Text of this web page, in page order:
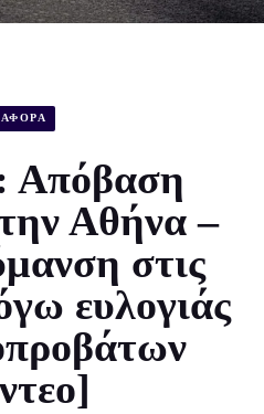
Απόβαση
Αθήνα –
στις
ευλογιάς